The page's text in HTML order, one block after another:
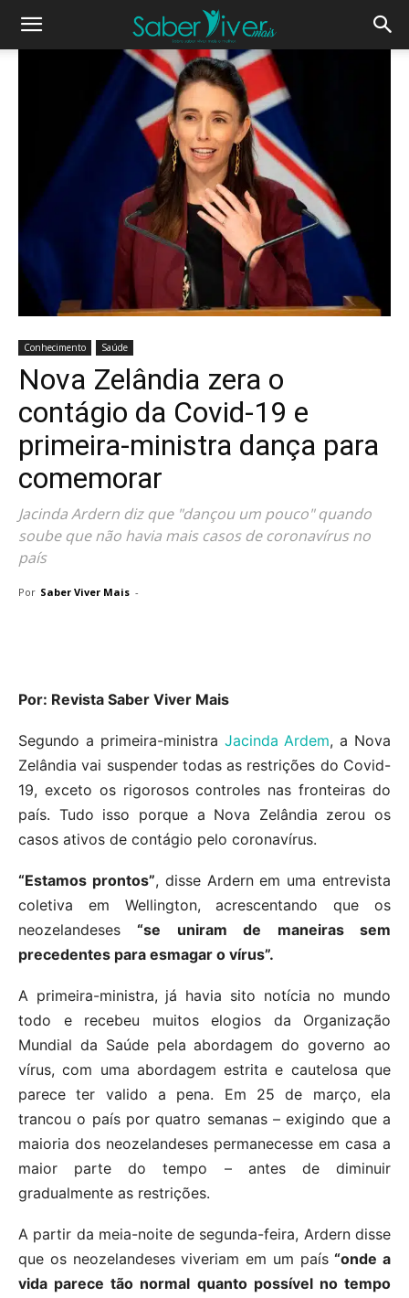
Conhecimento Saúde
Nova Zelândia zera o
contágio da Covid-19 e
primeira-ministra dança para
comemorar
Jacinda Ardern diz que "dançou um pouco" quando
soube que não havia mais casos de coronavírus no
país
Por Saber Viver Mais -
Por: Revista Saber Viver Mais
Segundo a primeira-ministra Jacinda Ardem, a Nova
Zelândia vai suspender todas as restrições do Covid-
19, exceto os rigorosos controles nas fronteiras do
país. Tudo isso porque a Nova Zelândia zerou os
casos ativos de contágio pelo coronavírus.
“Estamos prontos”, disse Ardern em uma entrevista
coletiva em Wellington, acrescentando que os
neozelandeses“se uniram de maneiras sem
precedentes para esmagar o vírus”.
A primeira-ministra, já havia sito notícia no mundo
todo e recebeu muitos elogios da Organização
Mundial da Saúde pela abordagem do governo ao
vírus, com uma abordagem estrita e cautelosa que
parece ter valido a pena. Em 25 de março, ela
trancou o país por quatro semanas – exigindo que a
maioria dos neozelandeses permanecesse em casa a
maior parte do tempo – antes de diminuir
gradualmente as restrições.
A partir da meia-noite de segunda-feira, Ardern disse
que os neozelandeses viveriam em um país“onde a
vida parece tão normal quanto possível no tempo